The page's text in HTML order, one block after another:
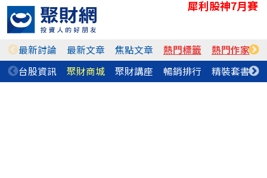
犀利股神7月賽
最新討論 最新文章 焦點文章 熱門標籤 熱門作家
台股資訊
聚財商城 聚財講座 暢銷排行 精裝套書